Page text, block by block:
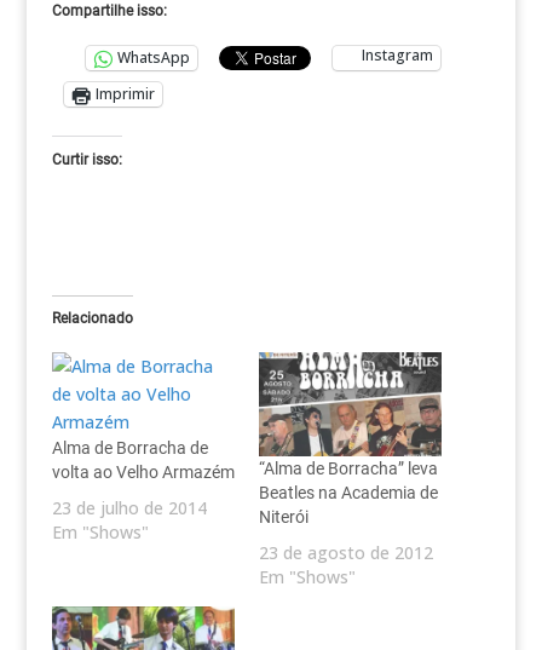
Compartilhe isso:
WhatsApp
Instagram
Imprimir
Curtir isso:
Relacionado
Alma de Borracha de
volta ao Velho Armazém
23 de julho de 2014
Em "Shows"
“Alma de Borracha” leva
Beatles na Academia de
Niterói
23 de agosto de 2012
Em "Shows"